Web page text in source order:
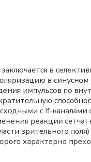
в
в
импульсов по
с If-
реакции
зрительного
характерно